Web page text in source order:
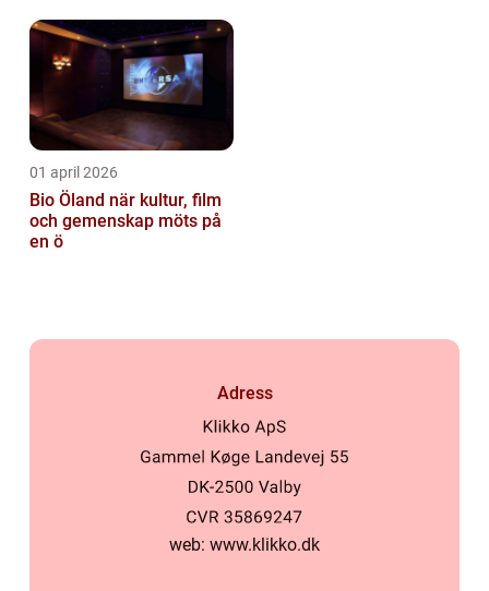
01 april 2026
Bio Öland när kultur, film
och gemenskap möts på
en ö
Adress
web: www.klikko.dk